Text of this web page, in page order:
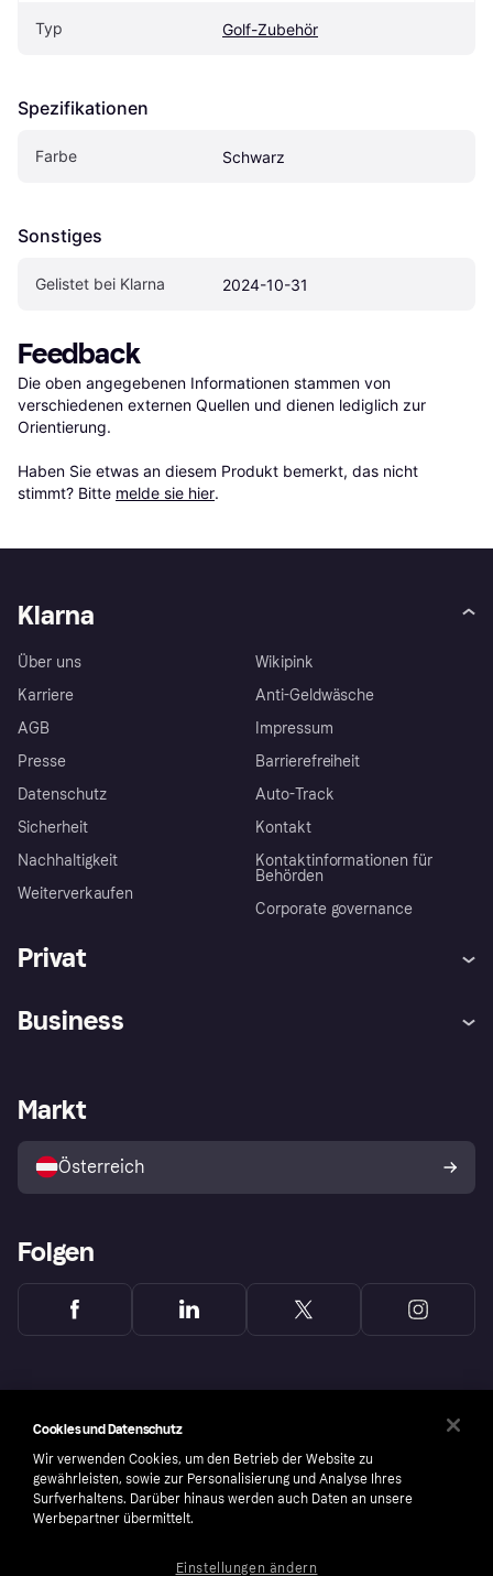
Typ Golf-Zubehör
Spezifikationen
Farbe Schwarz
Sonstiges
Gelistet bei Klarna 2024-10-31
Feedback
Die oben angegebenen Informationen stammen von
verschiedenen externen Quellen und dienen lediglich zur
Orientierung.
Haben Sie etwas an diesem Produkt bemerkt, das nicht
stimmt? Bitte melde sie hier.
Klarna
Über uns
Karriere
AGB
Presse
Datenschutz
Sicherheit
Nachhaltigkeit
Weiterverkaufen
Wikipink
Anti-Geldwäsche
Impressum
Barrierefreiheit
Auto-Track
Kontakt
Kontaktinformationen für
Behörden
Corporate governance
Privat
Shops entdecken
Business
Händlerportal
Markt
Österreich
Folgen
Cookies und Datenschutz
Wir verwenden Cookies, um den Betrieb der Website zu
gewährleisten, sowie zur Personalisierung und Analyse Ihres
Surfverhaltens. Darüber hinaus werden auch Daten an unsere
Werbepartner übermittelt.
Einstellungen ändern